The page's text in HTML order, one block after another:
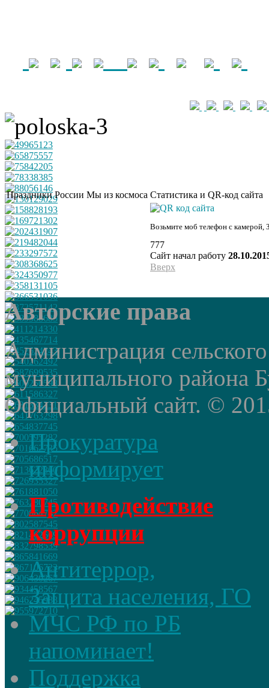
Праздники России Мы из космоса Статистика и QR-код сайта
Возьмите моб телефон с камерой,
777
Сайт начал работу
Вверх
Авторские права
Администрация
муниципального района
Официальный сайт. ©
Прокуратура
информирует
Противодействие
коррупции
Антитеррор,
Защита населения, ГО
МЧС РФ по РБ
напоминает!
Поддержка